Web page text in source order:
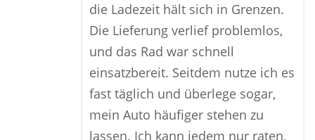
die Ladezeit hält sich in Grenzen.
Die Lieferung verlief problemlos,
und das Rad war schnell
einsatzbereit. Seitdem nutze ich es
fast täglich und überlege sogar,
mein Auto häufiger stehen zu
lassen. Ich kann jedem nur raten,